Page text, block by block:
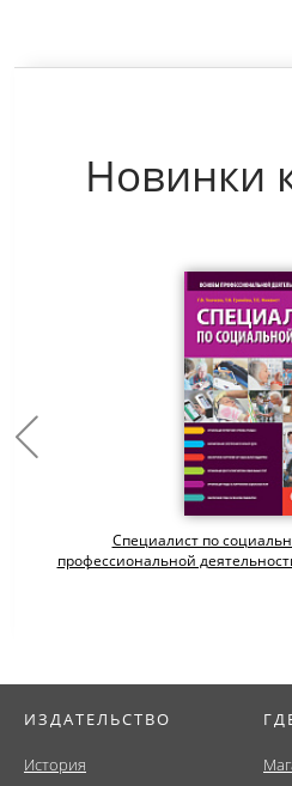
Новинки
Специалист по
профессиональной
ИЗДАТЕЛЬСТВО
История